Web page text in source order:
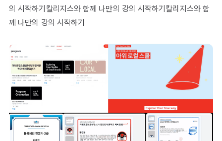
의 시작하기칼리지스와 함께 나만의 강의 시작하기칼리지스와 함
께 나만의 강의 시작하기